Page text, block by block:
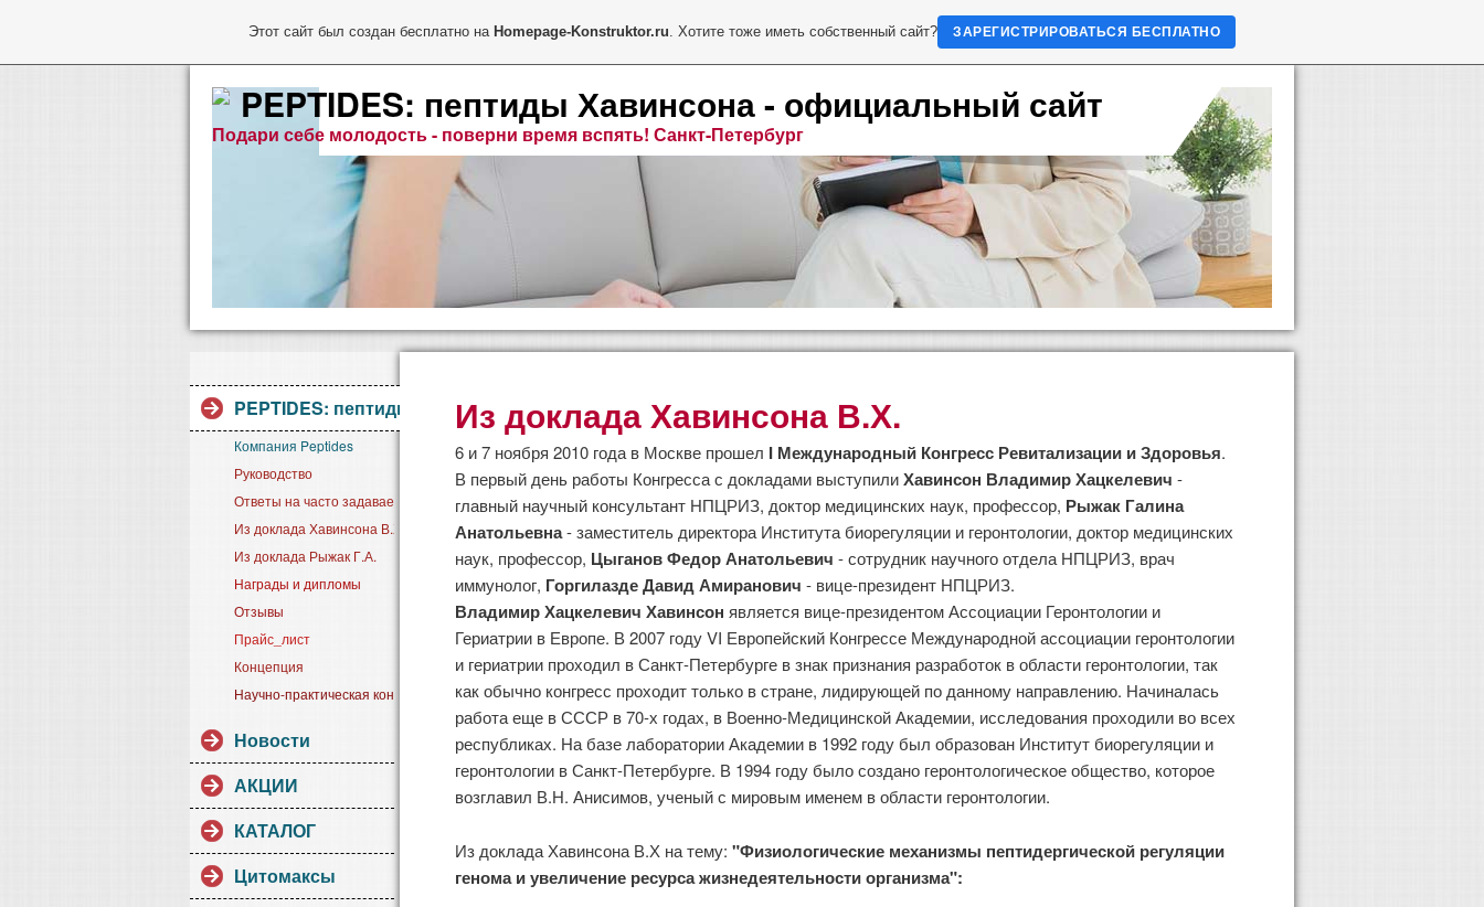
PEPTIDES: пептиды Хавинсона - официальный сайт
Подари себе молодость - поверни время вспять! Санкт-Петербург
PEPTIDES: пептиды Хавинсона
Компания Peptides
Руководство
Ответы на часто задаваемые вопросы
Из доклада Хавинсона В.Х.
Из доклада Рыжак Г.А.
Награды и дипломы
Отзывы
Прайс_лист
Концепция
Научно-практическая конференция
Новости
АКЦИИ
КАТАЛОГ
Цитомаксы
Из доклада Хавинсона В.Х.
6 и 7 ноября 2010 года в Москве прошел I Международный Конгресс Ревитализации и Здоровья.
В первый день работы Конгресса с докладами выступилиХавинсон Владимир Хацкелевич -
главный научный консультант НПЦРИЗ, доктор медицинских наук, профессор, Рыжак Галина
Анатольевна- заместитель директора Института биорегуляции и геронтологии, доктор медицинских
наук, профессор, Цыганов Федор Анатольевич - сотрудник научного отдела НПЦРИЗ, врач
иммунолог, Горгилазде Давид Амиранович - вице-президент НПЦРИЗ.
Владимир Хацкелевич Хавинсон является вице-президентом Ассоциации Геронтологии и
Гериатрии в Европе. В 2007 году VI Европейский Конгрессе Международной ассоциации геронтологии
и гериатрии проходил в Санкт-Петербурге в знак признания разработок в области геронтологии, так
как обычно конгресс проходит только в стране, лидирующей по данному направлению. Начиналась
работа еще в СССР в 70-х годах, в Военно-Медицинской Академии, исследования проходили во всех
республиках. На базе лаборатории Академии в 1992 году был образован Институт биорегуляции и
геронтологии в Санкт-Петербурге. В 1994 году было создано геронтологическое общество, которое
возглавил В.Н. Анисимов, ученый с мировым именем в области геронтологии.
Из доклада Хавинсона В.Х на тему: "Физиологические механизмы пептидергической регуляции
генома и увеличение ресурса жизнедеятельности организма":
Этот сайт был создан бесплатно на Homepage-Konstruktor.ru. Хотите тоже иметь собственный сайт? ЗАРЕГИСТРИРОВАТЬСЯ БЕСПЛАТНО